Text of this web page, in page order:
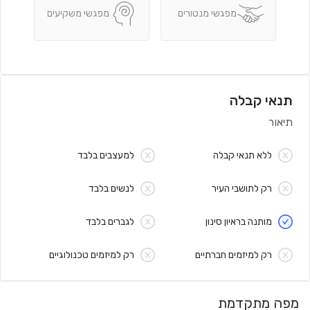
מפגשי מנטורים מפגשי משקיעים
תנאי קבלה
תיאור
ללא תנאי קבלה
רק לתושבי העיר
מותנה בראיון סינון
רק למיזמים חברתיים
למעצבים בלבד
לנשים בלבד
לגברים בלבד
רק למיזמים טכנולוגיים
מפה מתקדמת